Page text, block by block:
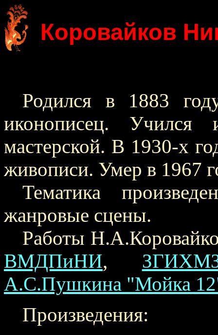
Коровайков
Родился в 1883
иконописец. Учился
мастерской. В 1930-х
живописи. Умер в 1967
Тематика
жанровые сцены.
Работы
ВМДПиНИ,
А.С.Пушкина "Мойка
Произведения: